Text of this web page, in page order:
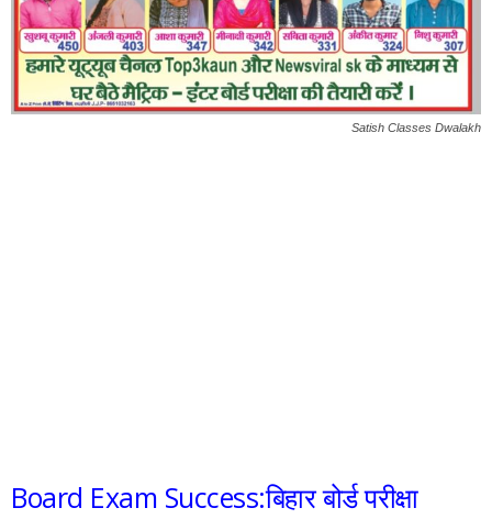
Satish Classes Dwalakh
Board Exam Success:बिहार बोर्ड परीक्षा